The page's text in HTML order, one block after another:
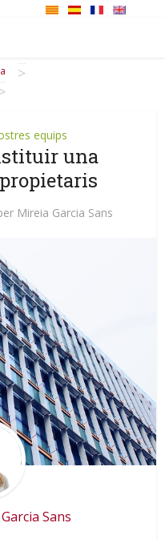
>
equips
una
Mireia Garcia Sans
Sans